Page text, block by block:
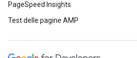
PageSpeed Insights
Test delle pagine AMP